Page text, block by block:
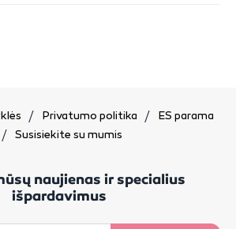
Privatumo politika
ES parama
Susisiekite su mumis
naujienas ir specialius
išpardavimus